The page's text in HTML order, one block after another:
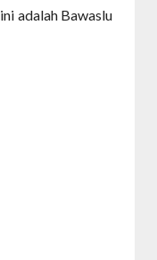
adalah Bawaslu